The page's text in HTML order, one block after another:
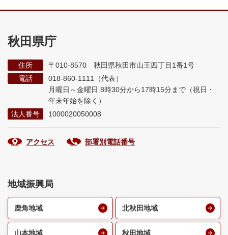
秋田県庁
住所
〒010-8570 秋田県秋田市山王四丁目1番1号
電話
018-860-1111（代表）
月曜日～金曜日 8時30分から17時15分まで （祝日・
年末年始を除く）
法人番号
1000020050008
アクセス 部署別電話番号
地域振興局
鹿角地域 北秋田地域
山本地域 秋田地域